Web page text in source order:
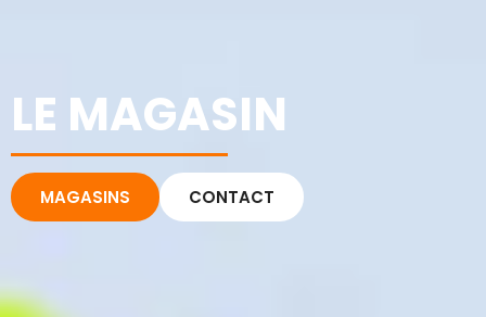
LE MAGASIN
MAGASINS CONTACT